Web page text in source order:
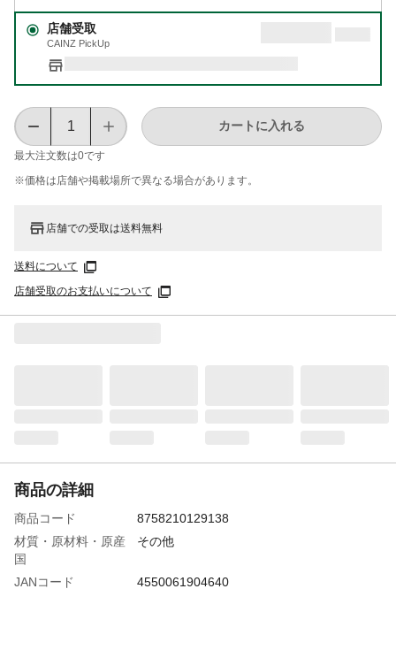
店舗受取
CAINZ PickUp
最大注文数は0です
カートに入れる
※価格は​店舗や​掲載場所で​異なる​場合が​あります。
店舗での受取は送料無料
送料について
店舗受取のお支払いについて
商品の詳細
商品コード
8758210129138
材質・原材料・原産
国
その他
JANコード 4550061904640